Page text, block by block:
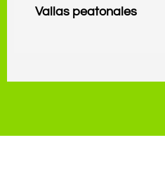
Vallas peatonales